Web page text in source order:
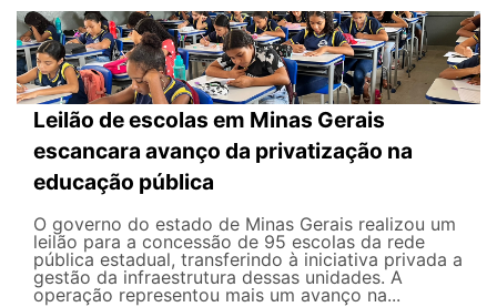
Leilão de escolas em Minas Gerais
escancara avanço da privatização na
educação pública
O governo do estado de Minas Gerais realizou um
leilão para a concessão de 95 escolas da rede
pública estadual, transferindo à iniciativa privada a
gestão da infraestrutura dessas unidades. A
operação representou mais um avanço na...